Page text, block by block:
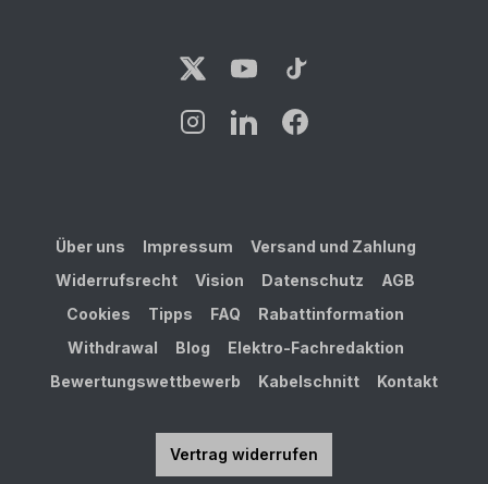
Über uns Impressum
Versand und Zahlung
Widerrufsrecht
Vision Datenschutz
AGB
Cookies
Tipps FAQ
Rabattinformation
Withdrawal
Blog
Elektro-Fachredaktion
Bewertungswettbewerb
Kabelschnitt Kontakt
Vertrag widerrufen